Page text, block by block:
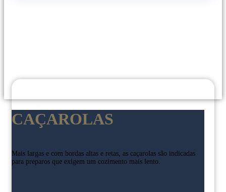
CAÇAROLAS
Mais largas e com bordas altas e retas, as caçarolas são indicadas
para preparos que exigem um cozimento mais lento.